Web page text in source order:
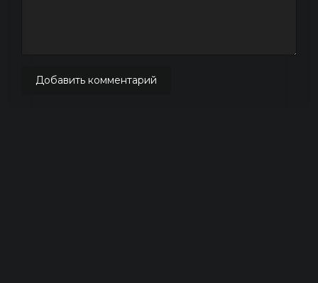
Добавить комментарий